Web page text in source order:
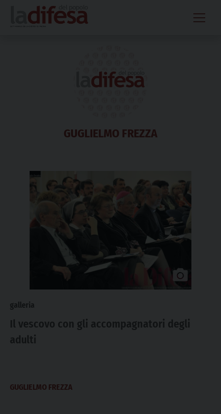
content
GUGLIELMO FREZZA
galleria
Il vescovo con gli accompagnatori degli
adulti
GUGLIELMO FREZZA